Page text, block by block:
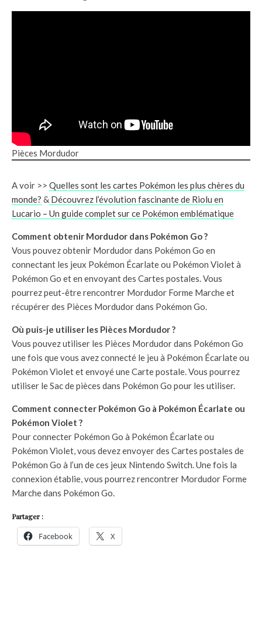
Pièces Mordudor
A voir >> Quelles sont les cartes Pokémon les plus chères du
monde? & Découvrez l’évolution fascinante de Riolu en
Lucario – Un guide complet sur ce Pokémon emblématique
Comment obtenir Mordudor dans Pokémon Go ?
Vous pouvez obtenir Mordudor dans Pokémon Go en
connectant les jeux Pokémon Écarlate ou Pokémon Violet à
Pokémon Go et en envoyant des Cartes postales. Vous
pourrez peut-être rencontrer Mordudor Forme Marche et
récupérer des Pièces Mordudor dans Pokémon Go.
Où puis-je utiliser les Pièces Mordudor ?
Vous pouvez utiliser les Pièces Mordudor dans Pokémon Go
une fois que vous avez connecté le jeu à Pokémon Écarlate ou
Pokémon Violet et envoyé une Carte postale. Vous pourrez
utiliser le Sac de pièces dans Pokémon Go pour les utiliser.
Comment connecter Pokémon Go à Pokémon Écarlate ou
Pokémon Violet ?
Pour connecter Pokémon Go à Pokémon Écarlate ou
Pokémon Violet, vous devez envoyer des Cartes postales de
Pokémon Go à l’un de ces jeux Nintendo Switch. Une fois la
connexion établie, vous pourrez rencontrer Mordudor Forme
Marche dans Pokémon Go.
Partager :
Facebook X